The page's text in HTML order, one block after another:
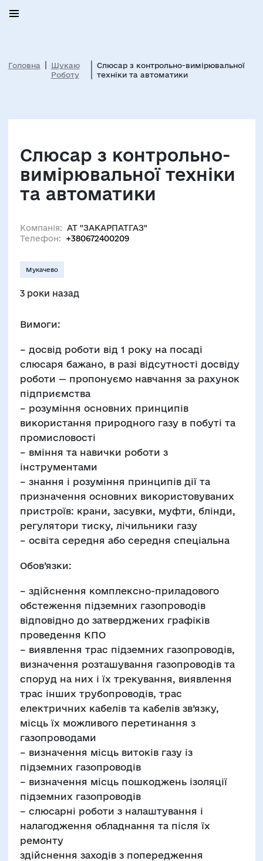
Головна
Шукаю
Роботу
Слюсар з контрольно-вимірювальної
техніки та автоматики
Слюсар з контрольно-
вимірювальної техніки
та автоматики
Компанія: АТ "ЗАКАРПАТГАЗ"
Телефон:
+380672400209
Мукачево
3 роки назад
Вимоги:
– досвід роботи від 1 року на посаді
слюсаря бажано, в разі відсутності досвіду
роботи — пропонуємо навчання за рахунок
підприємства
– розуміння основних принципів
використання природного газу в побуті та
промисловості
– вміння та навички роботи з
інструментами
– знання і розуміння принципів дії та
призначення основних використовуваних
пристроїв: крани, засувки, муфти, блінди,
регулятори тиску, лічильники газу
– освіта середня або середня спеціальна
Обов’язки:
– здійснення комплексно-приладового
обстеження підземних газопроводів
відповідно до затверджених графіків
проведення КПО
– виявлення трас підземних газопроводів,
визначення розташування газопроводів та
споруд на них і їх трекування, виявлення
трас інших трубопроводів, трас
електричних кабелів та кабелів зв’язку,
місць їх можливого перетинання з
газопроводами
– визначення місць витоків газу із
підземних газопроводів
– визначення місць пошкоджень ізоляції
підземних газопроводів
– слюсарні роботи з налаштування і
налагодження обладнання та після їх
ремонту
здійснення заходів з попередження